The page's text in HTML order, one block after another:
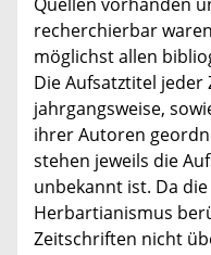
recherchierbar
möglichst allen
Die Aufsatztitel
jahrgangsweise,
ihrer Autoren
stehen jeweils die
unbekannt ist. Da
Herbartianismus
Zeitschriften nicht